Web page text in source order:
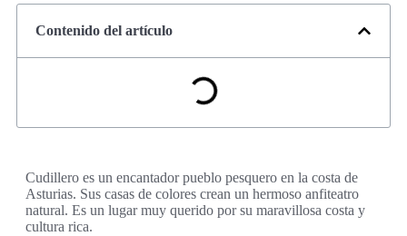
Contenido del artículo
Cudillero es un encantador pueblo pesquero en la costa de
Asturias. Sus casas de colores crean un hermoso anfiteatro
natural. Es un lugar muy querido por su maravillosa costa y
cultura rica.